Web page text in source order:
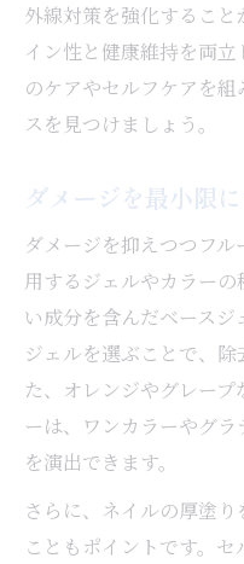
外線対策を強化するこ
イン性と健康維持を両
のケアやセルフケアを
スを見つけましょう。
ダメージを最小限
ダメージを抑えつつフ
用するジェルやカラー
い成分を含んだベース
ジェルを選ぶことで、
た、オレンジやグレープ
ーは、ワンカラーやグ
を演出できます。
さらに、ネイルの厚塗
こともポイントです。